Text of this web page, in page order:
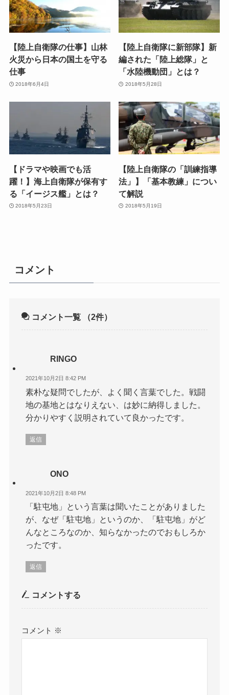
【陸上自衛隊の仕事】山林
火災から日本の国土を守る
仕事
2018年6月4日
【陸上自衛隊に新部隊】新
編された「陸上総隊」と
「水陸機動団」とは？
2018年5月28日
【ドラマや映画でも活
躍！】海上自衛隊が保有す
る「イージス艦」とは？
2018年5月23日
【陸上自衛隊の「訓練指導
法」】「基本教練」につい
て解説
2018年5月19日
コメント
コメント一覧 （2件）
RINGO
2021年10月2日 8:42 PM
素朴な疑問でしたが、よく聞く言葉でした。戦闘
地の基地とはなりえない、は妙に納得しました。
分かりやすく説明されていて良かったです。
返信
ONO
2021年10月2日 8:48 PM
「駐屯地」という言葉は聞いたことがありました
が、なぜ「駐屯地」というのか、「駐屯地」がど
んなところなのか、知らなかったのでおもしろか
ったです。
返信
コメントする
コメント ※